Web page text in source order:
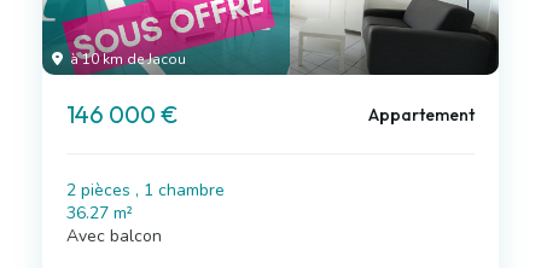
à 10 km de Jacou
146 000 € Appartement
2 pièces , 1 chambre
36.27 m²
Avec balcon